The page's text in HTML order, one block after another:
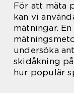
För att mäta
kan vi
mätningar.
undersöka
skidåkning
hur populär